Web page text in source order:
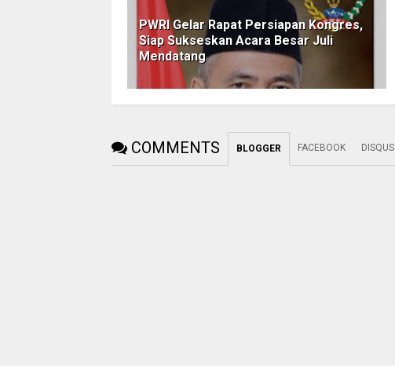
PWRI Gelar Rapat Persiapan Kongres,
Siap Sukseskan Acara Besar Juli
Mendatang
COMMENTS BLOGGER FACEBOOK DISQUS